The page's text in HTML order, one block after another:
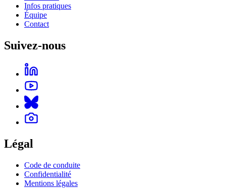
Infos pratiques
Équipe
Contact
Suivez-nous
Légal
Code de conduite
Confidentialité
Mentions légales